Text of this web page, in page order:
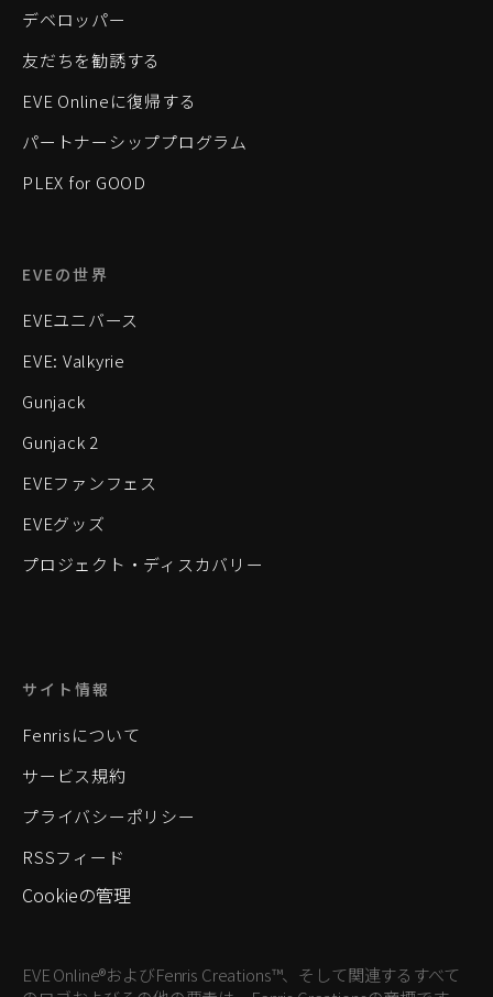
デベロッパー
友だちを勧誘する
EVE Onlineに復帰する
パートナーシッププログラム
PLEX for GOOD
EVEの世界
EVEユニバース
EVE: Valkyrie
Gunjack
Gunjack 2
EVEファンフェス
EVEグッズ
プロジェクト・ディスカバリー
サイト情報
Fenrisについて
サービス規約
プライバシーポリシー
RSSフィード
Cookieの管理
EVE Online®およびFenris Creations™、そして関連するすべて